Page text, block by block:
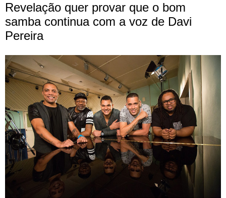
Revelação quer provar que o bom
samba continua com a voz de Davi
Pereira